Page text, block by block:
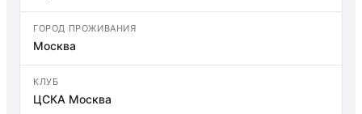
ГОРОД ПРОЖИВАНИЯ
Москва
КЛУБ
ЦСКА Москва